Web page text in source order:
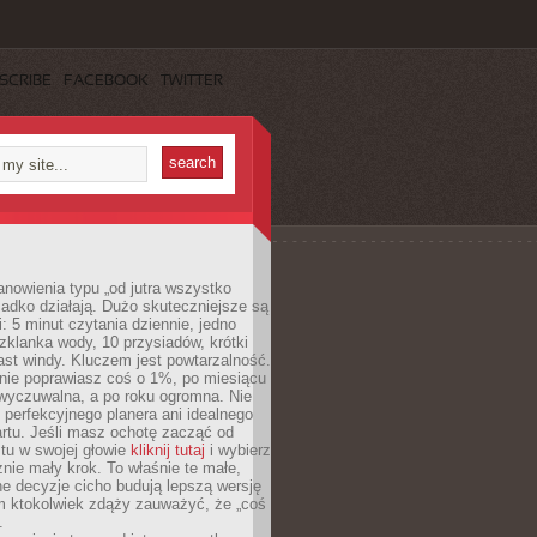
FACEBOOK TWITTER
typu „od jutra wszystko
działają. Dużo skuteczniejsze są
5 minut czytania dziennie, jedno
wody, 10 przysiadów, krótki
windy. Kluczem jest powtarzalność.
poprawiasz coś o 1%, po miesiącu
a po roku ogromna. Nie
planera ani idealnego
Jeśli masz ochotę zacząć od
w swojej głowie kliknij tutaj i wybierz
mały krok. To właśnie te małe,
decyzje cicho budują lepszą wersję
ktokolwiek zdąży zauważyć, że „coś